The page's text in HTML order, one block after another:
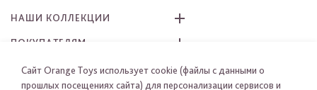
НАШИ КОЛЛЕКЦИИ
ПОКУПАТЕЛЯМ
КАК ЗАКАЗАТЬ
Сайт Orange Toys использует cookie (файлы с данными о
прошлых посещениях сайта) для персонализации сервисов и